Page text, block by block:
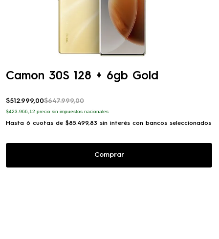
Camon 30S 128 + 6gb Gold
$512.999 00$647.999,00
$423.966,12 precio sin impuestos nacionales
Hasta 6 cuotas de $85.499,83 sin interés con bancos seleccionados
Comprar